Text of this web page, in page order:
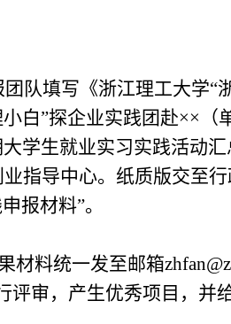
队填写《浙江理工大学“
白”探企业实践团赴×× （
学生就业实习实践活动
指导中心。纸质版交至
报材料”。
材料统一发至邮箱zhfan
审，产生优秀项目，并